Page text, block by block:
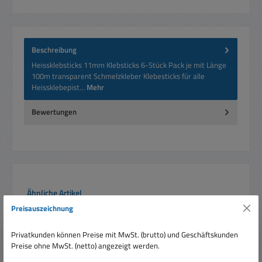
Beschreibung
Heissklebsticks 11mm Klebsticks 6-Stück Pack je mit Länge
100m transparent Schmelzkleber Klebesticks für alle
Heissklebepist… Mehr
Bewertungen
Produktgalerie überspringen
Ähnliche Artikel
%Rabatt
Tipp
Preisauszeichnung
Privatkunden können Preise mit MwSt. (brutto) und Geschäftskunden
Preise ohne MwSt. (netto) angezeigt werden.